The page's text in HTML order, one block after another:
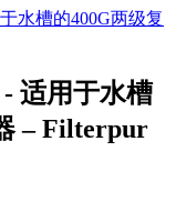
适用于水槽
– Filterpur